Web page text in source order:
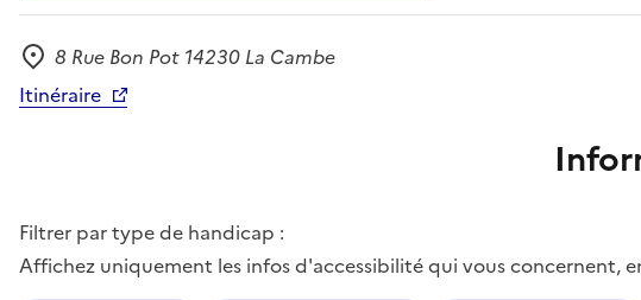
Adresse
8 Rue Bon Pot 14230 La Cambe
Itinéraire
Filtrer par type de handicap :
Affichez uniquement les infos d'accessibilité qui vous concernent,